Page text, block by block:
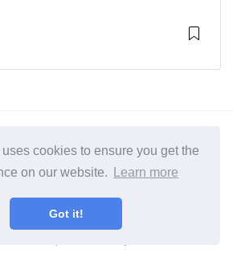
cookies to ensure you get the
on our website.
Learn more
Got it!
©Remontcompa
Všechny kategorie